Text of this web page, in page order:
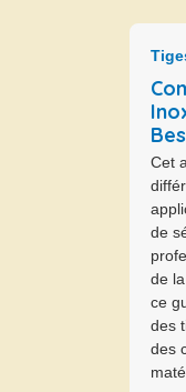
Cet
de
de
ce
des
des